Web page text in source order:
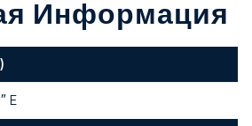
Информация
E